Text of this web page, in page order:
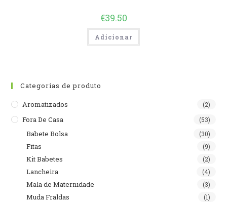
€39.50
Adicionar
Categorias de produto
Aromatizados (2)
Fora De Casa (53)
Babete Bolsa (30)
Fitas (9)
Kit Babetes (2)
Lancheira (4)
Mala de Maternidade (3)
Muda Fraldas (1)